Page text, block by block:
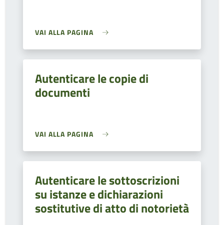
VAI ALLA PAGINA
Autenticare le copie di
documenti
VAI ALLA PAGINA
Autenticare le sottoscrizioni
su istanze e dichiarazioni
sostitutive di atto di notorietà